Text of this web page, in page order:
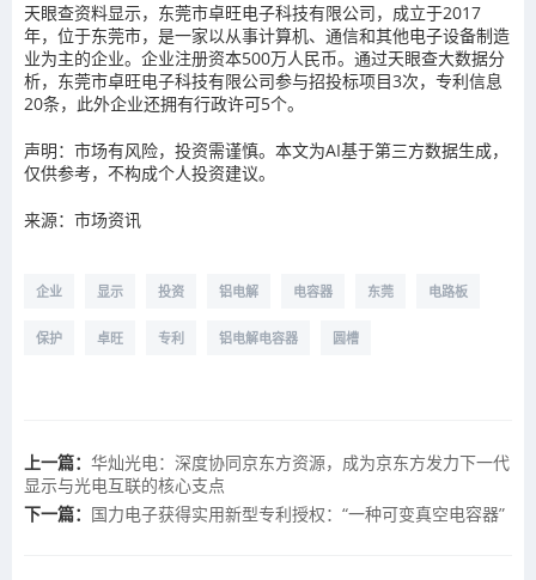
天眼查资料显示，东莞市卓旺电子科技有限公司，成立于2017
年，位于东莞市，是一家以从事计算机、通信和其他电子设备制造
业为主的企业。企业注册资本500万人民币。通过天眼查大数据分
析，东莞市卓旺电子科技有限公司参与招投标项目3次，专利信息
20条，此外企业还拥有行政许可5个。
声明：市场有风险，投资需谨慎。本文为AI基于第三方数据生成，
仅供参考，不构成个人投资建议。
来源：市场资讯
企业 显示 投资 铝电解 电容器 东莞 电路板
保护 卓旺 专利 铝电解电容器 圆槽
上一篇： 华灿光电：深度协同京东方资源，成为京东方发力下一代
显示与光电互联的核心支点
下一篇： 国力电子获得实用新型专利授权：“一种可变真空电容器”